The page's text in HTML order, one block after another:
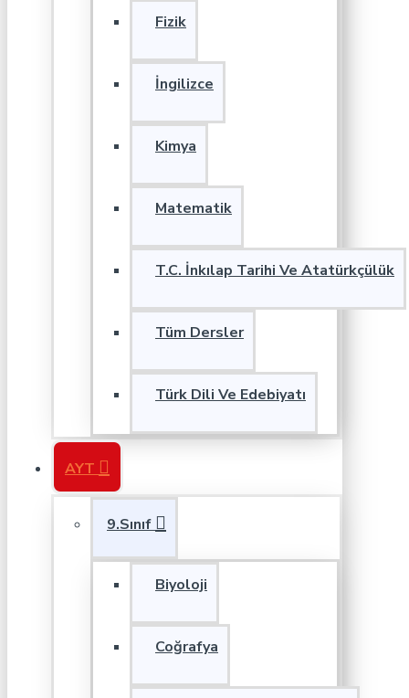
Fizik
İngilizce
Kimya
Matematik
T.C. İnkılap Tarihi Ve Atatürkçülük
Tüm Dersler
Türk Dili Ve Edebiyatı
AYT
9.Sınıf
Biyoloji
Coğrafya